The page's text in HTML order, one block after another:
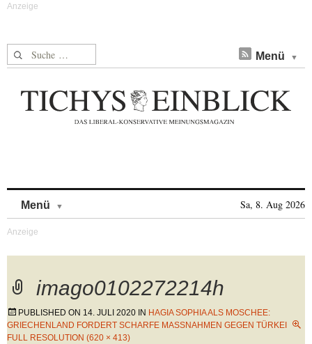
Suche nach: Menü
Menü Sa, 8. Aug 2026
imago0102272214h
PUBLISHED ON 14. JULI 2020 IN HAGIA SOPHIA ALS MOSCHEE:
GRIECHENLAND FORDERT SCHARFE MASSNAHMEN GEGEN TÜRKEI
FULL RESOLUTION (620 × 413)